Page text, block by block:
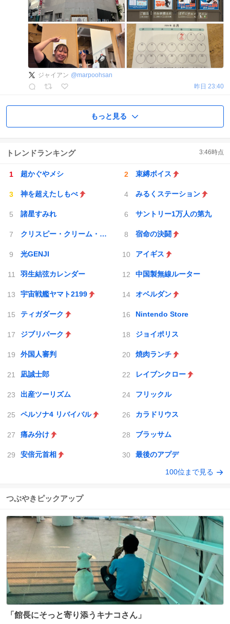
ジャイアン @marpoohsan
昨日 23:40
もっと見る
トレンドランキング 3:46時点
超かぐやメシ 束縛ボイス
神を超えたしもべ みるくステーション
諸星すみれ サントリー1万人の第九
クリスピー・クリーム・ドーナツ 宿命の決闘
光GENJI アイギス
羽生結弦カレンダー 中国製無線ルーター
宇宙戦艦ヤマト2199 オベルダン
ティガダーク Nintendo Store
ジブリパーク ジョイポリス
外国人審判 焼肉ランチ
凪誠士郎 レイブンクロー
出産ツーリズム フリックル
ペルソナ4 リバイバル カラドリウス
痛み分け ブラッサム
安倍元首相 最後のアプデ
100位まで見る
つぶやきピックアップ
「館長にそっと寄り添うキナコさん」